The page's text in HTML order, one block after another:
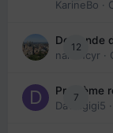
KarineBo ·
12
Demande
nanancyr ·
7
Problème
Davidgigi5